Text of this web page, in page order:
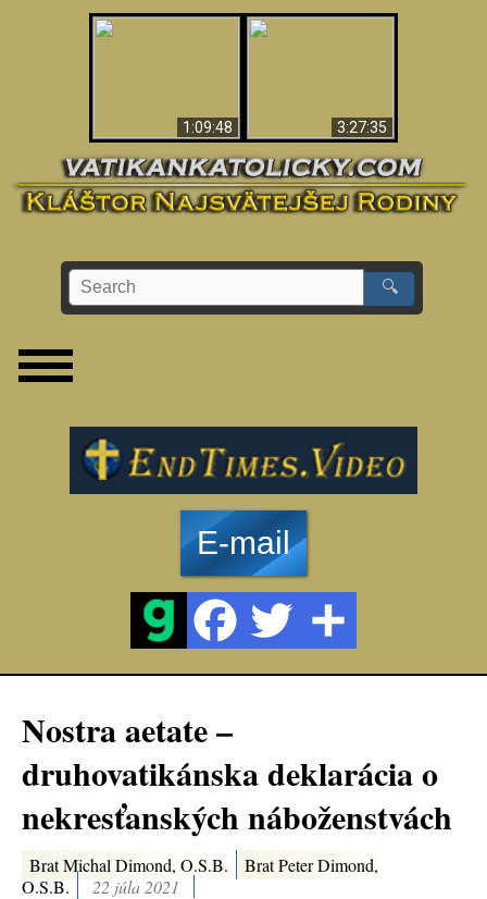
1:09:48 3:27:35
🔍
E-mail
Nostra aetate –
druhovatikánska deklarácia o
nekresťanských náboženstvách
Brat Michal Dimond, O.S.B.
Brat Peter Dimond,
O.S.B.
22 júla 2021